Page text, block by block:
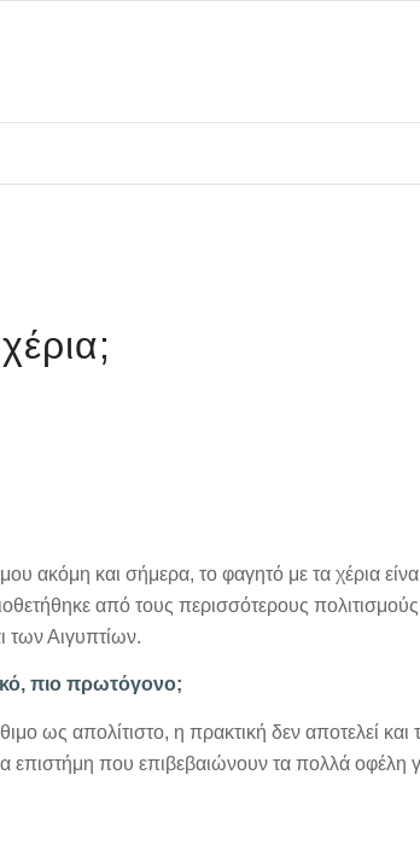
ακόμη και σήμερα, το φαγητό με τα χέρια
από τους περισσότερους
των Αιγυπτίων.
πιο πρωτόγονο;
ως απολίτιστο, η πρακτική δεν αποτελεί και
επιστήμη που επιβεβαιώνουν τα πολλά οφέλη